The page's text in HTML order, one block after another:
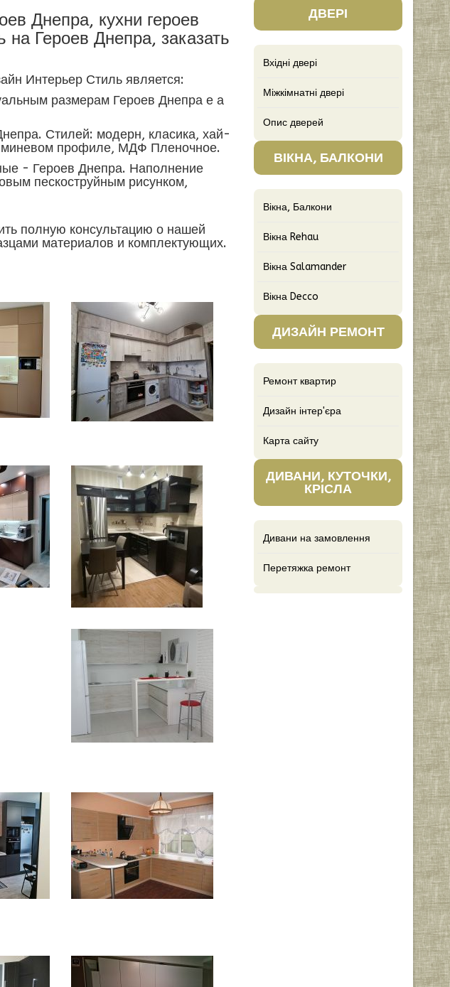
Днепра, кухни героев
Героев Днепра, заказать
Интерьер Стиль является:
размерам Героев Днепра е а
Стилей: модерн, класика, хай-
профиле, МДФ Пленочное.
- Героев Днепра. Наполнение
пескоструйным рисунком,
полную консультацию о нашей
материалов и комплектующих.
ДВЕРІ
Вхідні двері
Міжкімнатні двері
Опис дверей
ВІКНА, БАЛКОНИ
Вікна, Балкони
Вікна Rehau
Вікна Salamander
Вікна Decco
ДИЗАЙН РЕМОНТ
Ремонт квартир
Дизайн інтер'єра
Карта сайту
ДИВАНИ, КУТОЧКИ,
КРІСЛА
Дивани на замовлення
Перетяжка ремонт